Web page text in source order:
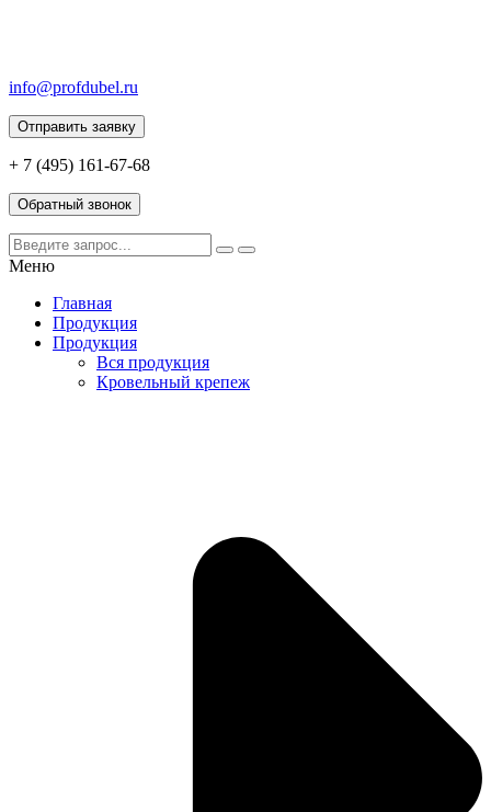
info@profdubel.ru
Отправить заявку
+ 7 (495) 161-67-68
Обратный звонок
Меню
Главная
Продукция
Продукция
Вся продукция
Кровельный крепеж